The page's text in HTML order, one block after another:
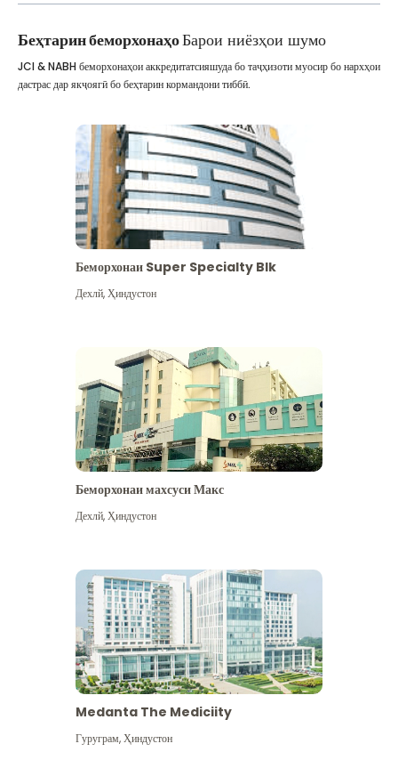
Беҳтарин беморхонаҳоБарои ниёзҳои шумо
JCI & NABH беморхонаҳои аккредитатсияшуда бо таҷҳизоти муосир бо нархҳои
дастрас дар якҷоягӣ бо беҳтарин кормандони тиббӣ.
Беморхонаи Super Specialty Blk
Дехлй,Ҳиндустон
Беморхонаи махсуси Макс
Дехлй,Ҳиндустон
Medanta The Mediciity
Гуруграм,Ҳиндустон